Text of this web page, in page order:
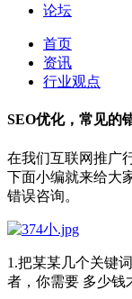
论坛
首页
资讯
行业观点
SEO优化，常见的
在我们互联网推广
下面小编就来给大
错误咨询。
1.把某某几个关键
者，你需要 多少钱